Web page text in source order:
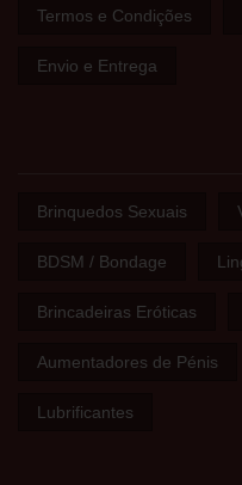
Termos e Condições
Envio e Entrega
Brinquedos Sexuais
BDSM / Bondage
Brincadeiras Eróticas
Aumentadores de Pénis
Lubrificantes